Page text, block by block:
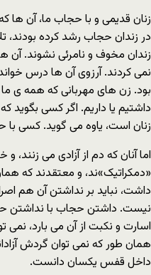
زنان قدیمى و با حجاب ما، آن
در زندان حجاب رشد کرده بودند،
زندان مخوف و نامرئى نشوند. آن
نمى کردند. آرزوى آن ها درس
بود. زن هاى مهربانى که همه ى ما
داشتیم یا داریم. اگر کسى
زنان است، یاوه مى گوید. کسى با
اما آنان که دم از آزادى مى
«دمکراتیک»ند، و معتقدند که
داشت، نباید بر نداشتن آن هم
نیست. داشتن حجاب با نداشتن
اسارت و نکبت از آن مى بارد،
همان طور که نمى توان گردش
داخل قفس یکسان دانست.